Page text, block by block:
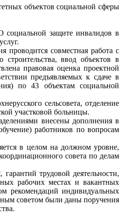
объектов социальной сферы
социальной защите инвалидов в
проводится совместная работа с
ввод объектов в
правовая оценка проектной
предъявляемых к сдаче в
по 43 объектам социальной
сельсовета, отделение
участковой больницы.
внесены дополнения в
работников по вопросам
в целом на должном уровне,
совета по делам
трудовой деятельности,
рабочих местах и вакантных
рекомендаций индивидуальных
советом были даны поручения